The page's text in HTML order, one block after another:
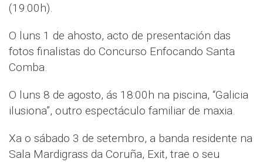
(19:00h).
O luns 1 de ahosto, acto de presentación das
fotos finalistas do Concurso Enfocando Santa
Comba.
O luns 8 de agosto, ás 18:00h na piscina, “Galicia
ilusiona”, outro espectáculo familiar de maxia.
Xa o sábado 3 de setembro, a banda residente na
Sala Mardigrass da Coruña, Exit, trae o seu